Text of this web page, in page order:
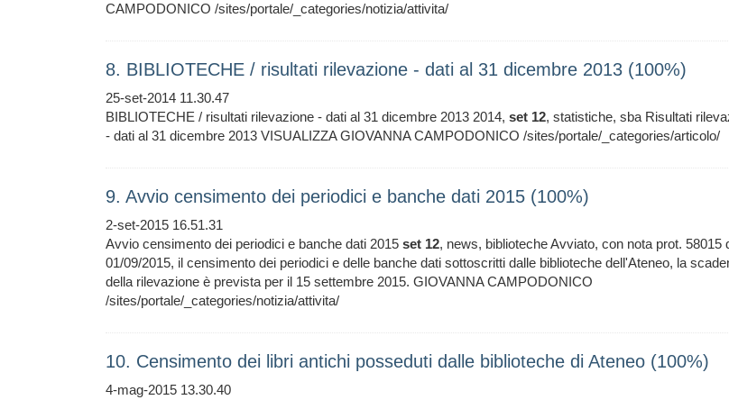
CAMPODONICO /sites/portale/_categories/notizia/attivita/
8. BIBLIOTECHE / risultati rilevazione - dati al 31 dicembre 2013 (100%)
25-set-2014 11.30.47
BIBLIOTECHE / risultati rilevazione - dati al 31 dicembre 2013 2014, set 12, statistiche, sba Risultati
- dati al 31 dicembre 2013 VISUALIZZA GIOVANNA CAMPODONICO /sites/portale/_categories/articolo/
9. Avvio censimento dei periodici e banche dati 2015 (100%)
2-set-2015 16.51.31
Avvio censimento dei periodici e banche dati 2015 set 12, news, biblioteche Avviato, con nota prot. 58015
01/09/2015, il censimento dei periodici e delle banche dati sottoscritti dalle biblioteche dell'Ateneo, la
della rilevazione è prevista per il 15 settembre 2015. GIOVANNA CAMPODONICO
/sites/portale/_categories/notizia/attivita/
10. Censimento dei libri antichi posseduti dalle biblioteche di Ateneo (100%)
4-mag-2015 13.30.40